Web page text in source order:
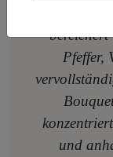
bereichert
Pfeffer,
und